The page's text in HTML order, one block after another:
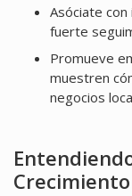
Asóciate
fuerte
Promueve
muestren
negocios